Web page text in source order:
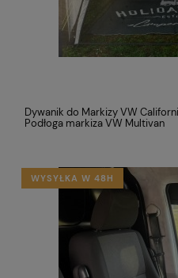
Dywanik do Markizy VW
Podłoga markiza VW Multivan
WYSYŁKA W 48H